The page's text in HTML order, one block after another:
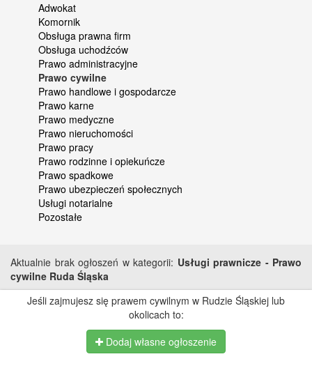
Adwokat
Komornik
Obsługa prawna firm
Obsługa uchodźców
Prawo administracyjne
Prawo cywilne
Prawo handlowe i gospodarcze
Prawo karne
Prawo medyczne
Prawo nieruchomości
Prawo pracy
Prawo rodzinne i opiekuńcze
Prawo spadkowe
Prawo ubezpieczeń społecznych
Usługi notarialne
Pozostałe
Aktualnie brak ogłoszeń w kategorii: Usługi prawnicze - Prawo
cywilne Ruda Śląska
Jeśli zajmujesz się prawem cywilnym w Rudzie Śląskiej lub
okolicach to:
Dodaj własne ogłoszenie